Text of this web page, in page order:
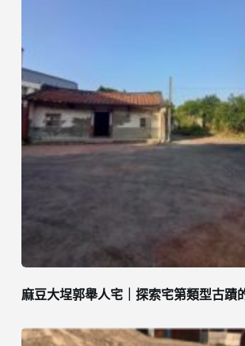
麻豆大埕郭舉人宅｜探索宅第類型古蹟